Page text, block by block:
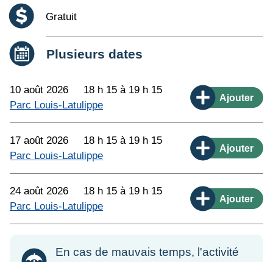
Coût :
Gratuit
Date :
Plusieurs dates
10 août 2026
18 h 15 à 19 h 15
Parc Louis-Latulippe
Ajouter
17 août 2026
18 h 15 à 19 h 15
Parc Louis-Latulippe
Ajouter
24 août 2026
18 h 15 à 19 h 15
Parc Louis-Latulippe
Ajouter
En cas de mauvais temps, l'activité